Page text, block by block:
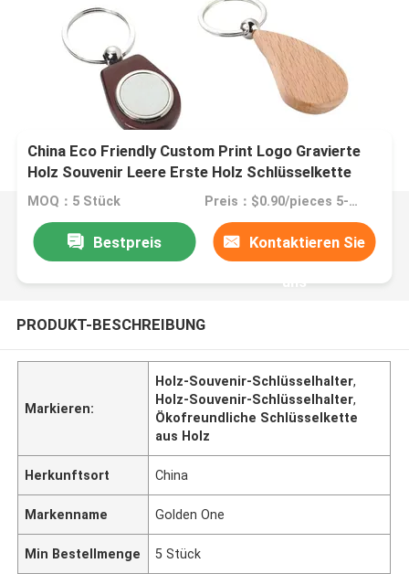
China Eco Friendly Custom Print Logo Gravierte
Holz Souvenir Leere Erste Holz Schlüsselkette
MOQ：5 Stück Preis：$0.90/pieces 5-49 pieces
Bestpreis Kontaktieren Sie
uns
PRODUKT-BESCHREIBUNG
Markieren:
Holz-Souvenir-Schlüsselhalter,
Holz-Souvenir-Schlüsselhalter,
Ökofreundliche Schlüsselkette
aus Holz
Herkunftsort China
Markenname Golden One
Min Bestellmenge 5 Stück